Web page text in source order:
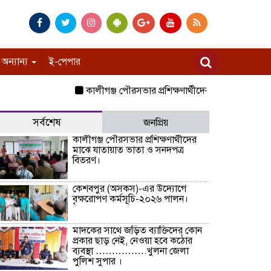
অন্যান্য ই-পেপার
কালীগঞ্জ পৌরসভার প্রশিক্ষণার্থীদের মাঝে যাতায়াত
সর্বশেষ
জনপ্রিয়
কালীগঞ্জ পৌরসভার প্রশিক্ষণার্থীদের
মাঝে যাতায়াত ভাতা ও সনদপত্র
বিতরণ।
কেশবপুর (অসকস)-এর উদ্যোগে
বৃক্ষরোপণ কর্মসূচি-২০২৬ পালন।
মাদকের সাথে জড়িত ব্যাক্তিদের কোন
প্রকার ছাড় নেই, নেওয়া হবে কঠোর
ব্যবস্থা …………….খুলনা জেলা
পুলিশ সুপার ।